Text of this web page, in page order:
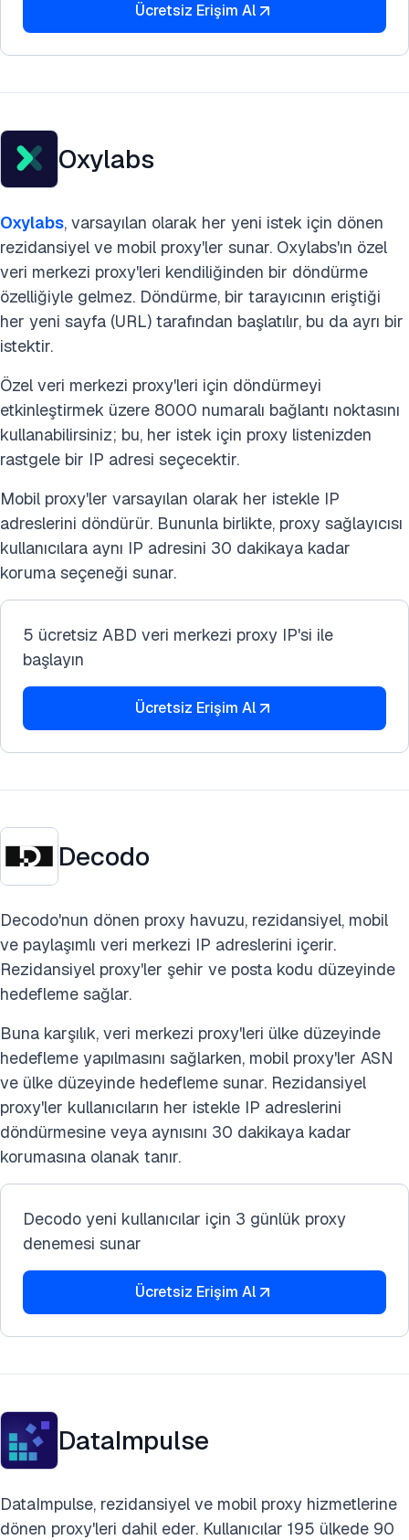
Ücretsiz Erişim Al
Oxylabs
Oxylabs, varsayılan olarak her yeni istek için dönen
rezidansiyel ve mobil proxy'ler sunar. Oxylabs'ın özel
veri merkezi proxy'leri kendiliğinden bir döndürme
özelliğiyle gelmez. Döndürme, bir tarayıcının eriştiği
her yeni sayfa (URL) tarafından başlatılır, bu da ayrı bir
istektir.
Özel veri merkezi proxy'leri için döndürmeyi
etkinleştirmek üzere 8000 numaralı bağlantı noktasını
kullanabilirsiniz; bu, her istek için proxy listenizden
rastgele bir IP adresi seçecektir.
Mobil proxy'ler varsayılan olarak her istekle IP
adreslerini döndürür. Bununla birlikte, proxy sağlayıcısı
kullanıcılara aynı IP adresini 30 dakikaya kadar
koruma seçeneği sunar.
5 ücretsiz ABD veri merkezi proxy IP'si ile
başlayın
Ücretsiz Erişim Al
Decodo
Decodo'nun dönen proxy havuzu, rezidansiyel, mobil
ve paylaşımlı veri merkezi IP adreslerini içerir.
Rezidansiyel proxy'ler şehir ve posta kodu düzeyinde
hedefleme sağlar.
Buna karşılık, veri merkezi proxy'leri ülke düzeyinde
hedefleme yapılmasını sağlarken, mobil proxy'ler ASN
ve ülke düzeyinde hedefleme sunar. Rezidansiyel
proxy'ler kullanıcıların her istekle IP adreslerini
döndürmesine veya aynısını 30 dakikaya kadar
korumasına olanak tanır.
Decodo yeni kullanıcılar için 3 günlük proxy
denemesi sunar
Ücretsiz Erişim Al
DataImpulse
DataImpulse, rezidansiyel ve mobil proxy hizmetlerine
dönen proxy'leri dahil eder. Kullanıcılar 195 ülkede 90